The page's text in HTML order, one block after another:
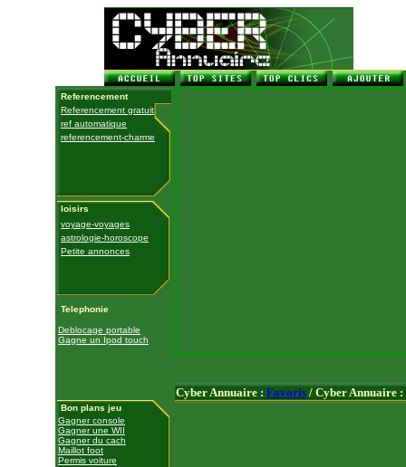
Referencement
Referencement gratuit
ref automatique
referencement-charme
loisirs
voyage-voyages
astrologie-horoscope
Petite annonces
Telephonie
Deblocage portable
Gagne un Ipod touch
Bon plans jeu
Gagner console
Gagner une WII
Gagner du cach
Maillot foot
Permis voiture
Cyber Annuaire : Favoris / Cyber Annuaire :